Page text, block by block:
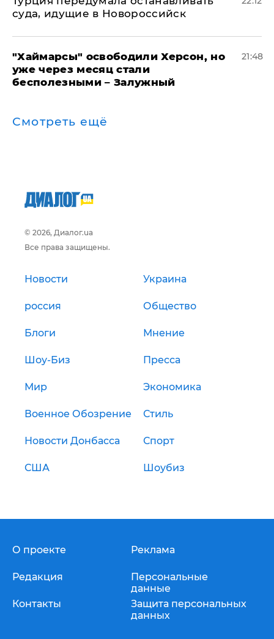
суда, идущие в Новороссийск
"Хаймарсы" освободили Херсон, но
уже через месяц стали
бесполезными – Залужный
21:48
Смотреть ещё
© 2026, Диалог.ua
Все права защищены.
Новости Украина
россия Общество
Блоги Мнение
Шоу-Биз Пресса
Мир Экономика
Военное Обозрение Стиль
Новости Донбасса Спорт
США Шоубиз
О проекте
Редакция
Контакты
Реклама
Персональные
данные
Защита персональных
данных